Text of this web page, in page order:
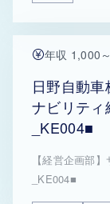
年収 1,000
日野自動
ナビリティ
_KE004■
【経営企画部
_KE004■